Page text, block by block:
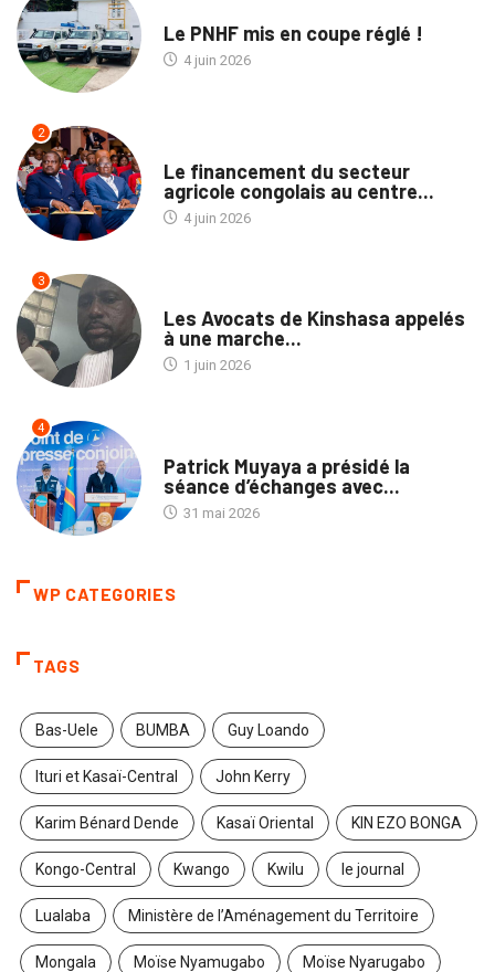
Le PNHF mis en coupe réglé !
4 juin 2026
2
Le financement du secteur
agricole congolais au centre...
4 juin 2026
3
Les Avocats de Kinshasa appelés
à une marche...
1 juin 2026
4
Patrick Muyaya a présidé la
séance d’échanges avec...
31 mai 2026
WP CATEGORIES
TAGS
Bas-Uele BUMBA Guy Loando
Ituri et Kasaï-Central John Kerry
Karim Bénard Dende Kasaï Oriental KIN EZO BONGA
Kongo-Central Kwango Kwilu le journal
Lualaba Ministère de l’Aménagement du Territoire
Mongala Moïse Nyamugabo Moïse Nyarugabo